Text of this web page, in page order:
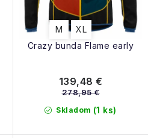
Crazy bunda Flame early
M XL
Skladom (1 ks)
139,48 €
278,95 €